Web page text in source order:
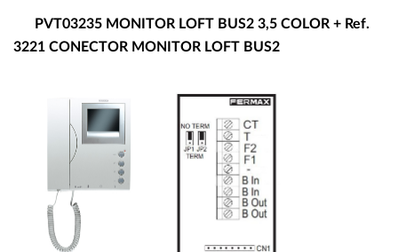
PVT03235 MONITOR LOFT BUS2 3,5 COLOR + Ref.
3221 CONECTOR MONITOR LOFT BUS2